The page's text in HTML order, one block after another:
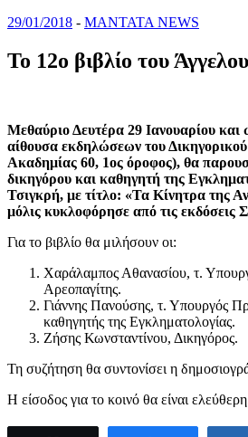
29/01/2018 - MANTATA NEWS
Το 12ο βιβλίο του
Μεθαύριο Δευτέρα 29 Ιανουαρίου
αίθουσα εκδηλώσεων του
Ακαδημίας 60, 1ος όροφος), θα
δικηγόρου και καθηγητή της
Τσιγκρή, με τίτλο: «Τα Κίνητρα της
μόλις κυκλοφόρησε από τις εκδόσεις
Για το βιβλίο θα μιλήσουν οι:
Χαράλαμπος Αθανασίου, τ.
Αρεοπαγίτης.
Γιάννης Πανούσης, τ. Υπουργός
καθηγητής της Εγκληματολογίας.
Ζήσης Κωνσταντίνου, Δικηγόρος.
Τη συζήτηση θα συντονίσει η
Η είσοδος για το κοινό θα είναι